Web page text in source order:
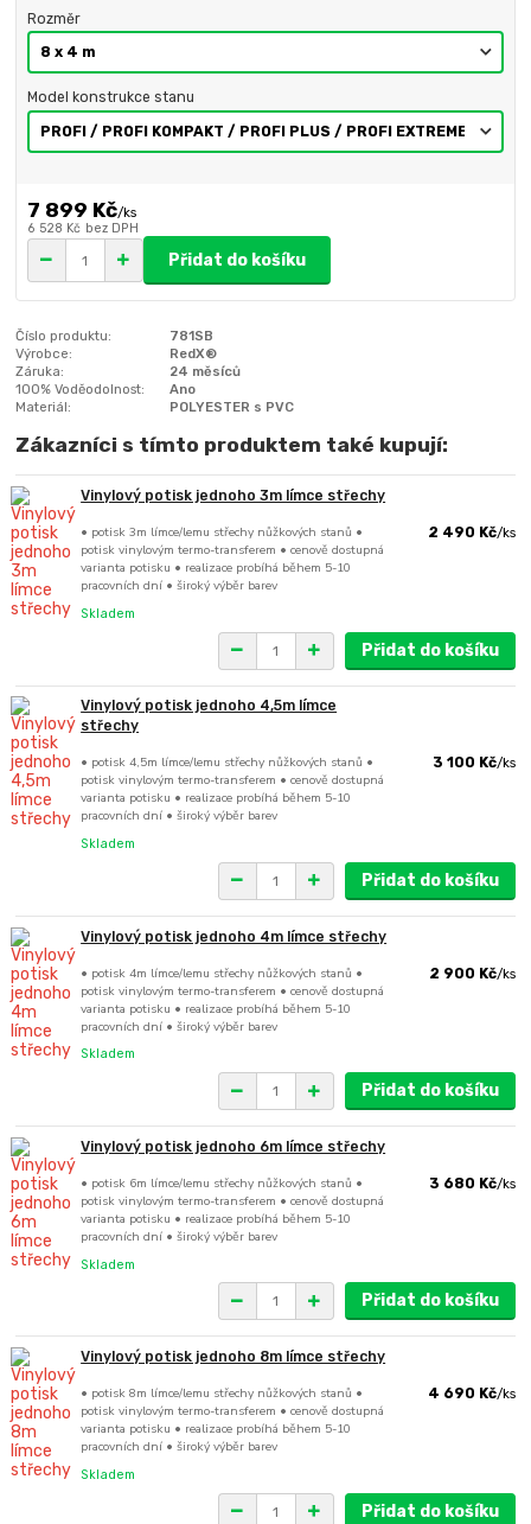
Rozměr
Model konstrukce stanu
7 899 Kč/ks
6 528 Kč bez DPH
Přidat do košíku
Číslo produktu:
781SB
Výrobce:
RedX®
Záruka:
24 měsíců
100% Voděodolnost:
Ano
Materiál:
POLYESTER s PVC
Zákazníci s tímto produktem také kupují:
Vinylový potisk jednoho 3m límce střechy
• potisk 3m límce/lemu střechy nůžkových stanů •
potisk vinylovým termo-transferem • cenově dostupná
varianta potisku • realizace probíhá během 5-10
pracovních dní • široký výběr barev
2 490 Kč/ks
Skladem
Přidat do košíku
Vinylový potisk jednoho 4,5m límce
střechy
• potisk 4,5m límce/lemu střechy nůžkových stanů •
potisk vinylovým termo-transferem • cenově dostupná
varianta potisku • realizace probíhá během 5-10
pracovních dní • široký výběr barev
3 100 Kč/ks
Skladem
Přidat do košíku
Vinylový potisk jednoho 4m límce střechy
• potisk 4m límce/lemu střechy nůžkových stanů •
potisk vinylovým termo-transferem • cenově dostupná
varianta potisku • realizace probíhá během 5-10
pracovních dní • široký výběr barev
2 900 Kč/ks
Skladem
Přidat do košíku
Vinylový potisk jednoho 6m límce střechy
• potisk 6m límce/lemu střechy nůžkových stanů •
potisk vinylovým termo-transferem • cenově dostupná
varianta potisku • realizace probíhá během 5-10
pracovních dní • široký výběr barev
3 680 Kč/ks
Skladem
Přidat do košíku
Vinylový potisk jednoho 8m límce střechy
• potisk 8m límce/lemu střechy nůžkových stanů •
potisk vinylovým termo-transferem • cenově dostupná
varianta potisku • realizace probíhá během 5-10
pracovních dní • široký výběr barev
4 690 Kč/ks
Skladem
Přidat do košíku